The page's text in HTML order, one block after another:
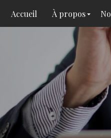
Accueil À propos